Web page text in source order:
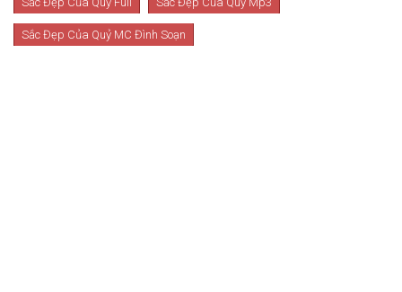
Sắc Đẹp Của Quỷ MC Đình Soạn